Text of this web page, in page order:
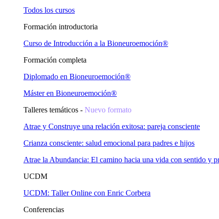
Todos los cursos
Formación introductoria
Curso de Introducción a la Bioneuroemoción®
Formación completa
Diplomado en Bioneuroemoción®
Máster en Bioneuroemoción®
Talleres temáticos - Nuevo formato
Atrae y Construye una relación exitosa: pareja consciente
Crianza consciente: salud emocional para padres e hijos
Atrae la Abundancia: El camino hacia una vida con sentido y
UCDM
UCDM: Taller Online con Enric Corbera
Conferencias